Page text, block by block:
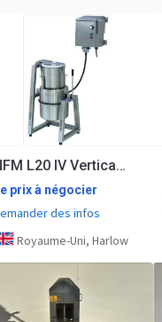
NFM L20 IV Vertical cutter mixer
prix à négocier
des infos
Royaume-Uni, Harlow